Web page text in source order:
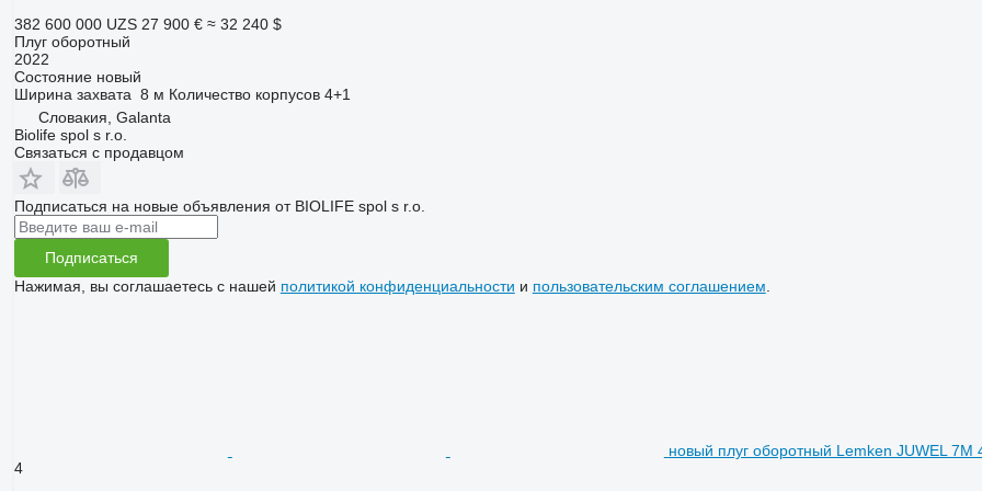
382 600 000 UZS 27 900 € ≈ 32 240 $
Плуг оборотный
2022
Состояниеновый
Ширина захвата 8 м Количество корпусов 4+1
Словакия, Galanta
Biolife spol s r.o.
Связаться с продавцом
Подписаться на новые объявления от BIOLIFE spol s r.o.
Подписаться
Нажимая, вы соглашаетесь с нашей политикой конфиденциальности и пользовательским соглашением
новый плуг оборотный Lemken JUWEL 7M
4